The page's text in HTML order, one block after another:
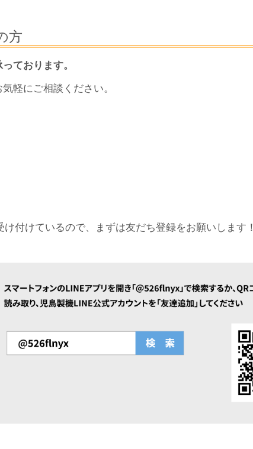
方
ております。
軽にご相談ください。
付けているので、まずは友だち登録をお願いします！